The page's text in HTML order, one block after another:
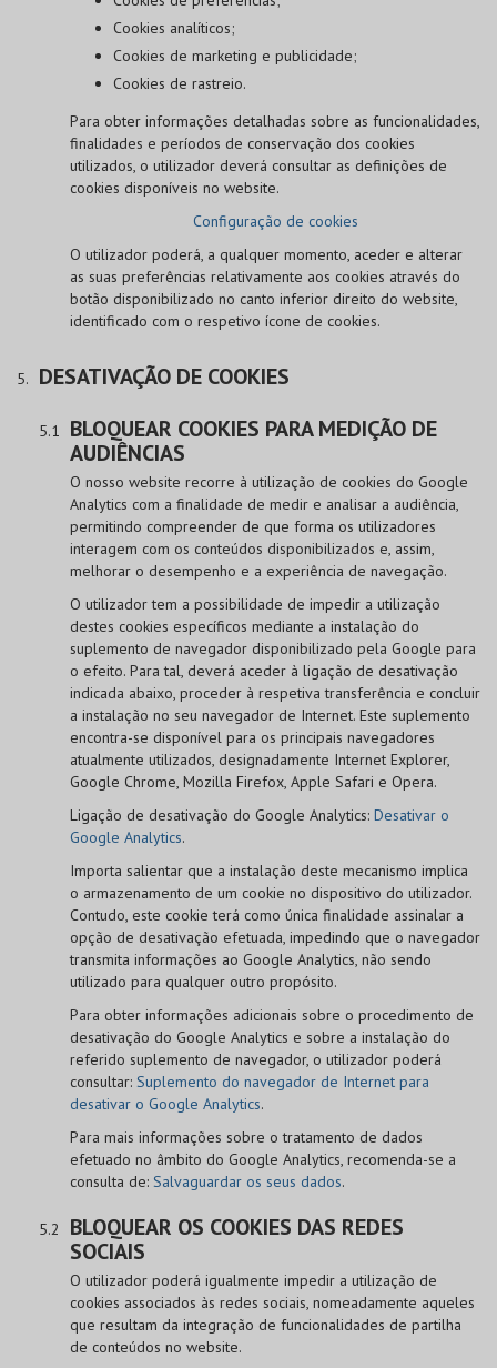
Cookies analíticos;
Cookies de marketing e publicidade;
Cookies de rastreio.
Para obter informações detalhadas sobre as funcionalidades,
finalidades e períodos de conservação dos cookies
utilizados, o utilizador deverá consultar as definições de
cookies disponíveis no website.
Configuração de cookies
O utilizador poderá, a qualquer momento, aceder e alterar
as suas preferências relativamente aos cookies através do
botão disponibilizado no canto inferior direito do website,
identificado com o respetivo ícone de cookies.
DESATIVAÇÃO DE COOKIES
BLOQUEAR COOKIES PARA MEDIÇÃO DE
AUDIÊNCIAS
O nosso website recorre à utilização de cookies do Google
Analytics com a finalidade de medir e analisar a audiência,
permitindo compreender de que forma os utilizadores
interagem com os conteúdos disponibilizados e, assim,
melhorar o desempenho e a experiência de navegação.
O utilizador tem a possibilidade de impedir a utilização
destes cookies específicos mediante a instalação do
suplemento de navegador disponibilizado pela Google para
o efeito. Para tal, deverá aceder à ligação de desativação
indicada abaixo, proceder à respetiva transferência e concluir
a instalação no seu navegador de Internet. Este suplemento
encontra-se disponível para os principais navegadores
atualmente utilizados, designadamente Internet Explorer,
Google Chrome, Mozilla Firefox, Apple Safari e Opera.
Ligação de desativação do Google Analytics: Desativar o
Google Analytics.
Importa salientar que a instalação deste mecanismo implica
o armazenamento de um cookie no dispositivo do utilizador.
Contudo, este cookie terá como única finalidade assinalar a
opção de desativação efetuada, impedindo que o navegador
transmita informações ao Google Analytics, não sendo
utilizado para qualquer outro propósito.
Para obter informações adicionais sobre o procedimento de
desativação do Google Analytics e sobre a instalação do
referido suplemento de navegador, o utilizador poderá
consultar: Suplemento do navegador de Internet para
desativar o Google Analytics.
Para mais informações sobre o tratamento de dados
efetuado no âmbito do Google Analytics, recomenda-se a
consulta de: Salvaguardar os seus dados.
BLOQUEAR OS COOKIES DAS REDES
SOCIAIS
O utilizador poderá igualmente impedir a utilização de
cookies associados às redes sociais, nomeadamente aqueles
que resultam da integração de funcionalidades de partilha
de conteúdos no website.